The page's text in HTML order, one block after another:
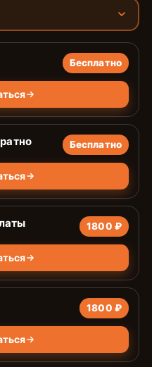
Бесплатно
Бесплатно
1800 ₽
1800 ₽